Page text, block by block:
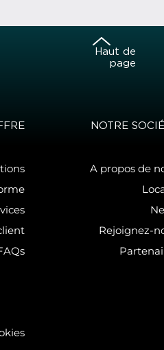
Haut de
page
NOTRE
A propos de
Rejoignez-